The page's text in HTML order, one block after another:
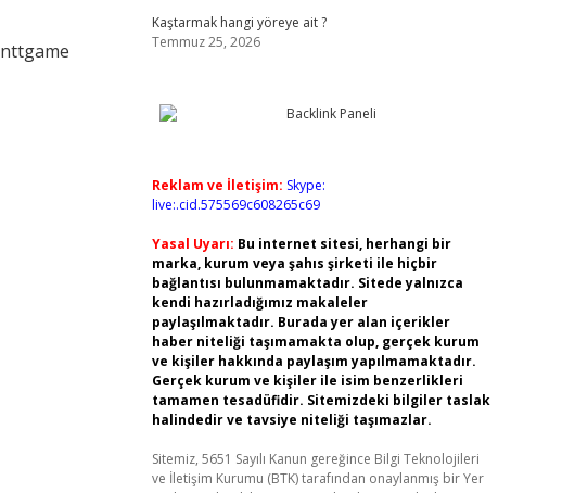
nttgame
Kaştarmak hangi yöreye ait ?
Temmuz 25, 2026
Reklam ve İletişim: Skype:
live:.cid.575569c608265c69
Yasal Uyarı: Bu internet sitesi, herhangi bir
marka, kurum veya şahıs şirketi ile hiçbir
bağlantısı bulunmamaktadır. Sitede yalnızca
kendi hazırladığımız makaleler
paylaşılmaktadır. Burada yer alan içerikler
haber niteliği taşımamakta olup, gerçek kurum
ve kişiler hakkında paylaşım yapılmamaktadır.
Gerçek kurum ve kişiler ile isim benzerlikleri
tamamen tesadüfidir. Sitemizdeki bilgiler taslak
halindedir ve tavsiye niteliği taşımazlar.
Sitemiz, 5651 Sayılı Kanun gereğince Bilgi Teknolojileri
ve İletişim Kurumu (BTK) tarafından onaylanmış bir Yer